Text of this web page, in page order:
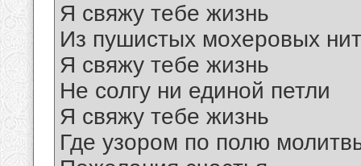
Я свяжу тебе жизнь
Из пушистых мохеровых
Я свяжу тебе жизнь
Не солгу ни единой петли
Я свяжу тебе жизнь
Где узором по полю